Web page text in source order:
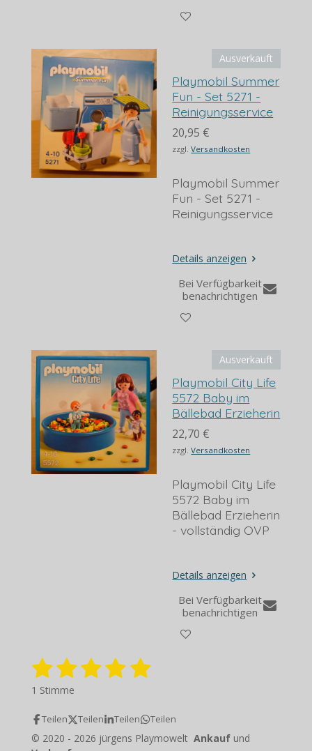
Ausverkauft
Playmobil Summer
Fun - Set 5271 -
Reinigungsservice
20,95 €
zzgl.Versandkosten
Playmobil Summer
Fun - Set 5271 -
Reinigungsservice
Details anzeigen
Bei Verfügbarkeit
benachrichtigen
Ausverkauft
Playmobil City Life
5572 Baby im
Bällebad Erzieherin
22,70 €
zzgl.Versandkosten
Playmobil City Life
5572 Baby im
Bällebad Erzieherin
- vollständig OVP
Details anzeigen
Bei Verfügbarkeit
benachrichtigen
B
e
w
r
t
1
S
t
e
2
S
t
e
3
t
e
4
t
e
5
t
e
B
r
u
1 Stimme
Teilen Teilen Teilen Teilen
© 2020 - 2026 jürgens Playmowelt Ankaufund